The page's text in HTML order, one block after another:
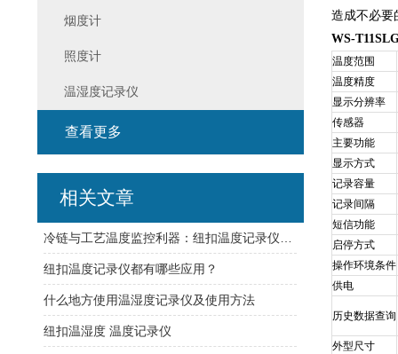
造成不必要
WS-
温度范围
温度精度
显示分辨率
传感器
主要功能
显示方式
记录容量
记录间隔
短信功能
启停方式
操作环境条件
供电
历史数据查询
外型尺寸
烟度计
照度计
温湿度记录仪
查看更多
相关文章
纽扣温度记录仪都有哪些应用？
什么地方使用温湿度记录仪及使用方法
纽扣温湿度 温度记录仪